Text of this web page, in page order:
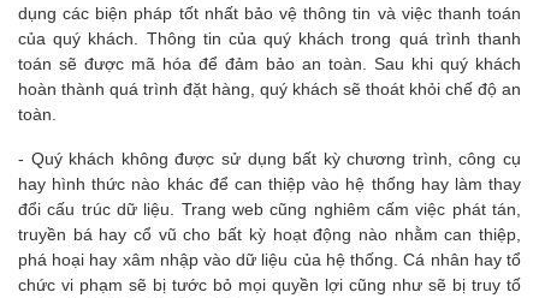
dụng các biện pháp tốt nhất bảo vệ thông tin và việc thanh toán
của quý khách. Thông tin của quý khách trong quá trình thanh
toán sẽ được mã hóa để đảm bảo an toàn. Sau khi quý khách
hoàn thành quá trình đặt hàng, quý khách sẽ thoát khỏi chế độ an
toàn.
- Quý khách không được sử dụng bất kỳ chương trình, công cụ
hay hình thức nào khác để can thiệp vào hệ thống hay làm thay
đổi cấu trúc dữ liệu. Trang web cũng nghiêm cấm việc phát tán,
truyền bá hay cổ vũ cho bất kỳ hoạt động nào nhằm can thiệp,
phá hoại hay xâm nhập vào dữ liệu của hệ thống. Cá nhân hay tổ
chức vi phạm sẽ bị tước bỏ mọi quyền lợi cũng như sẽ bị truy tố